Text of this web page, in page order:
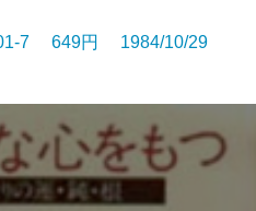
7 649円 1984/10/29